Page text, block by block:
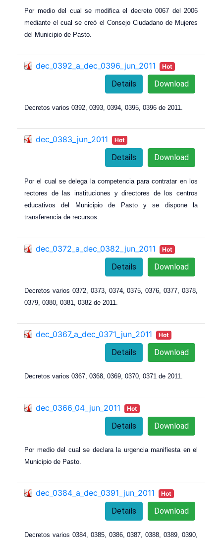
Por medio del cual se modifica el decreto 0067 del 2006
mediante el cual se creó el Consejo Ciudadano de Mujeres
del Municipio de Pasto.
dec_0392_a_dec_0396_jun_2011 Hot
Download
Details
Decretos varios 0392, 0393, 0394, 0395, 0396 de 2011.
dec_0383_jun_2011 Hot
Download
Details
Por el cual se delega la competencia para contratar en los
rectores de las instituciones y directores de los centros
educativos del Municipio de Pasto y se dispone la
transferencia de recursos.
dec_0372_a_dec_0382_jun_2011 Hot
Download
Details
Decretos varios 0372, 0373, 0374, 0375, 0376, 0377, 0378,
0379, 0380, 0381, 0382 de 2011.
dec_0367_a_dec_0371_jun_2011 Hot
Download
Details
Decretos varios 0367, 0368, 0369, 0370, 0371 de 2011.
dec_0366_04_jun_2011 Hot
Download
Details
Por medio del cual se declara la urgencia manifiesta en el
Municipio de Pasto.
dec_0384_a_dec_0391_jun_2011 Hot
Download
Details
Decretos varios 0384, 0385, 0386, 0387, 0388, 0389, 0390,